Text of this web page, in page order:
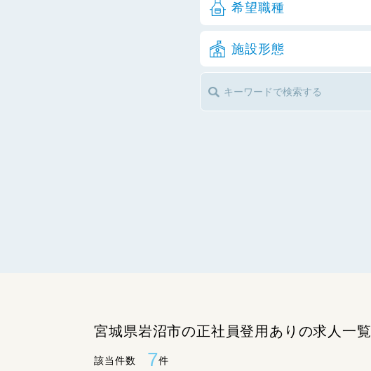
希望職種
施設形態
宮城県岩沼市の正社員登用ありの求人一覧
該当件数 7件